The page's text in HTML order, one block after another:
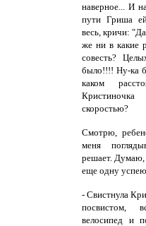
наверное... И
пути Гриша
весь, кричи:
же ни в какие
совесть?
было!!!! Ну-ка
каком
скоростью?
Смотрю,
меня
решает. Думаю,
еще одну успею.
- Свистнула
посвистом,
велосипед и